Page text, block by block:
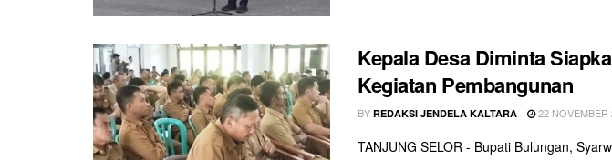
Kepala Desa Diminta
Kegiatan Pembangunan
BY REDAKSI JENDELA KALTARA 22 NOVEMBER
TANJUNG SELOR - Bupati Bulungan,